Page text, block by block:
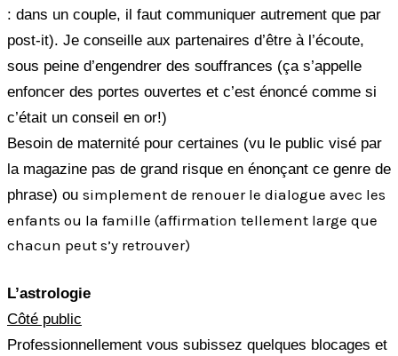
: dans un couple, il faut communiquer autrement que par
post-it). Je conseille aux partenaires d’être à l’écoute,
sous peine d’engendrer des souffrances (ça s’appelle
enfoncer des portes ouvertes et c’est énoncé comme si
c’était un conseil en or!)
Besoin de maternité pour certaines (vu le public visé par
la magazine pas de grand risque en énonçant ce genre de
phrase) ou simplement de renouer le dialogue avec les
enfants ou la famille (affirmation tellement large que
chacun peut s’y retrouver)
L’astrologie
Côté public
Professionnellement vous subissez quelques blocages et